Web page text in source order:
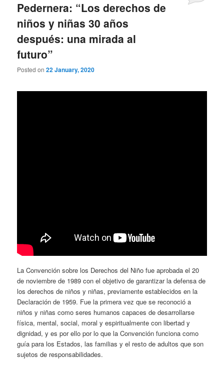
Pedernera: “Los derechos de
niños y niñas 30 años
después: una mirada al
futuro”
Posted on22 January, 2020
La Convención sobre los Derechos del Niño fue aprobada el 20
de noviembre de 1989 con el objetivo de garantizar la defensa de
los derechos de niños y niñas, previamente establecidos en la
Declaración de 1959. Fue la primera vez que se reconoció a
niños y niñas como seres humanos capaces de desarrollarse
física, mental, social, moral y espiritualmente con libertad y
dignidad, y es por ello por lo que la Convención funciona como
guía para los Estados, las familias y el resto de adultos que son
sujetos de responsabilidades.